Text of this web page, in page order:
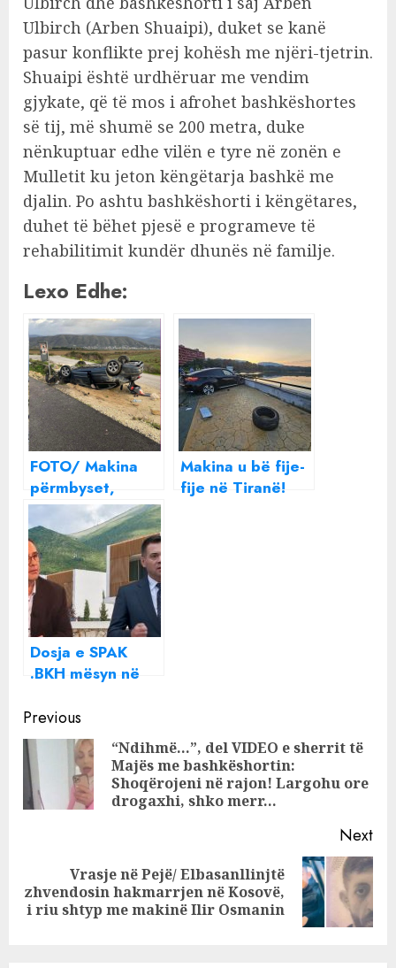
Ulbirch (Arben Shuaipi), duket se kanë
pasur konflikte prej kohësh me njëri-tjetrin.
Shuaipi është urdhëruar me vendim
gjykate, që të mos i afrohet bashkëshortes
së tij, më shumë se 200 metra, duke
nënkuptuar edhe vilën e tyre në zonën e
Mulletit ku jeton këngëtarja bashkë me
djalin. Po ashtu bashkëshorti i këngëtares,
duhet të bëhet pjesë e programeve të
rehabilitimit kundër dhunës në familje.
Lexo Edhe:
FOTO/ Makina
përmbyset,
shoferi shpëton
për “fije floku” ia
mbath me vrap
Makina u bë fije-
fije në Tiranë!
Dosja e SPAK
.BKH mësyn në
Samir Mane
biznesmeni qe iu
bllokuan serverat
për të fshehur
vilat e Arben
Continue
Reading
Previous
“Ndihmë…”, del VIDEO e sherrit të
Majës me bashkëshortin:
Shoqërojeni në rajon! Largohu ore
drogaxhi, shko merr…
Next
Next
post:
Vrasje në Pejë/ Elbasanllinjtë
zhvendosin hakmarrjen në Kosovë,
i riu shtyp me makinë Ilir Osmanin